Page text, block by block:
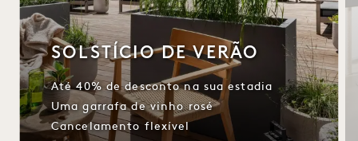
SOLSTÍCIO DE VERÃO
Até 40% de desconto na sua estadia
Uma garrafa de vinho rosé
Cancelamento flexível